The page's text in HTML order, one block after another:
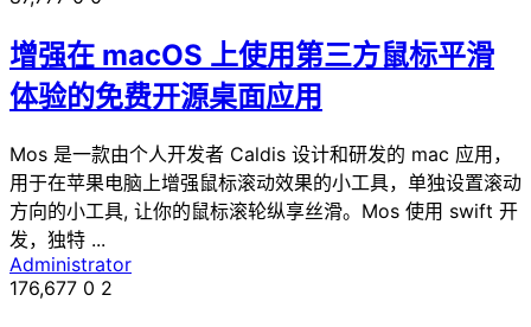
增强在 macOS 上使用第三方鼠标平滑
体验的免费开源桌面应用
Mos 是一款由个人开发者 Caldis 设计和研发的 mac 应用，
用于在苹果电脑上增强鼠标滚动效果的小工具，单独设置滚动
方向的小工具, 让你的鼠标滚轮纵享丝滑。Mos 使用 swift 开
发，独特 ...
Administrator
176,677 0 2